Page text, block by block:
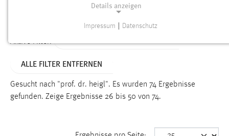
Aktive Filter:
ALLE FILTER ENTFERNEN
Gesucht nach "prof. dr. heigl". Es wurden 74 Ergebnisse
gefunden. Zeige Ergebnisse 26 bis 50 von 74.
Details anzeigen
Funktionen und sind für die einwandfreie Funktion der
Einverständnis
cookie_consent
Impressum Datenschutz